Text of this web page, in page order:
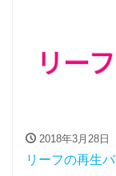
2018年3月28日
リーフの再生